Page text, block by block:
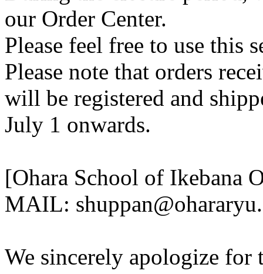
our Order Center.
Please feel free to use this
Please note that orders
will be registered and
July 1 onwards.
[Ohara School of Ikebana
MAIL:
We sincerely apologize for